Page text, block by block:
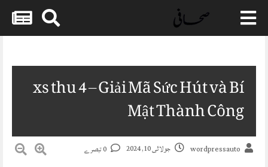
Skip
xs thu 4 – Giải Mã Sức Hút và Bí
Mật Thành Công
wordpressauto جولائی 10, 2024